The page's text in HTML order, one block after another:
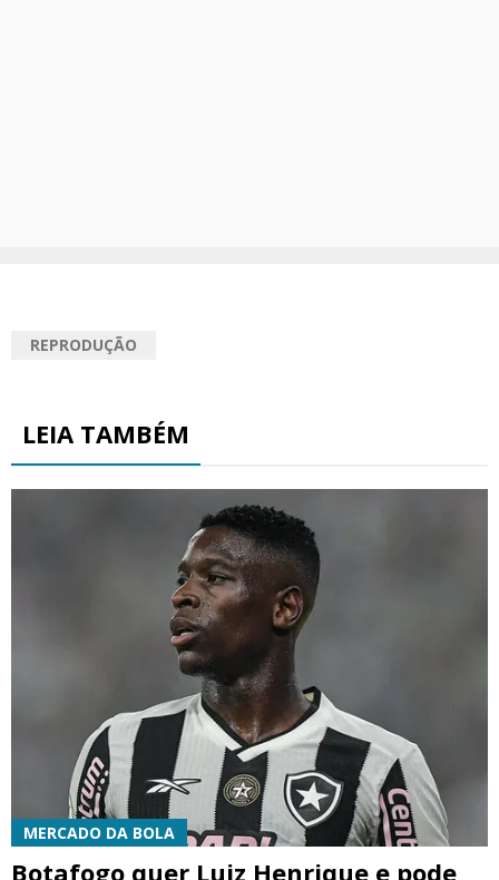
REPRODUÇÃO
LEIA TAMBÉM
MERCADO DA BOLA
Botafogo quer Luiz Henrique e pode